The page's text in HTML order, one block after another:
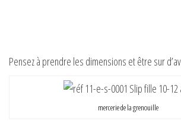
Pensez à prendre les dimensions et être sur
mercerie de la grenouille